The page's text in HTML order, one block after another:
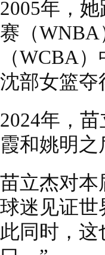
2005年，
赛（
（WCBA
沈部女篮夺
2024年，
霞和姚明
苗立杰对本
球迷见证世
此同时，